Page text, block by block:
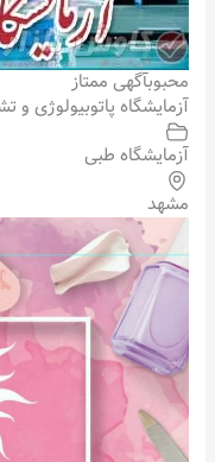
محبوبآگهی ممتاز
آزمایشگاه پاتوبیولوژی
آزمایشگاه طبی
مشهد